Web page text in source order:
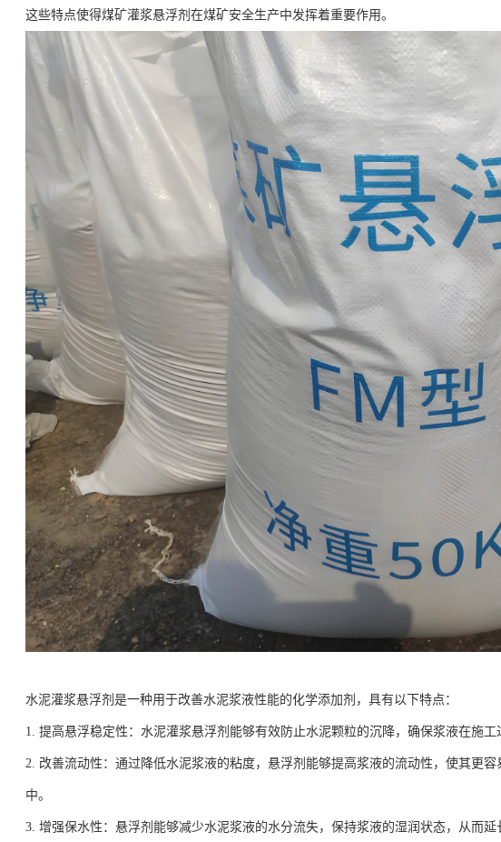
这些特点使得煤矿灌浆悬浮剂在煤矿安全生产中发挥着重要作用。
水泥灌浆悬浮剂是一种用于改善水泥浆液性能的化学添加剂，具有以下特点：
1. 提高悬浮稳定性：水泥灌浆悬浮剂能够有效防止水泥颗粒的沉降，确保浆液在施
2. 改善流动性：通过降低水泥浆液的粘度，悬浮剂能够提高浆液的流动性，使其更
中。
3. 增强保水性：悬浮剂能够减少水泥浆液的水分流失，保持浆液的湿润状态，从而